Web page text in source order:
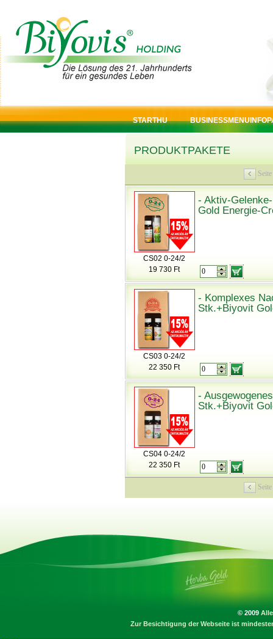
STARTHU
PRODUKTPAKETE
CS02 0-24/2
19 730 Ft
- Aktiv-
Gold Energie-
CS03 0-24/2
22 350 Ft
- Komplexes
Stk.+Biyovit
CS04 0-24/2
22 350 Ft
-
Stk.+Biyovit
© 2009
Zur Besichtigung der Webseite ist